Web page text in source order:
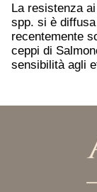
La resistenza
spp. si è
recentemente
ceppi di
sensibilità agli